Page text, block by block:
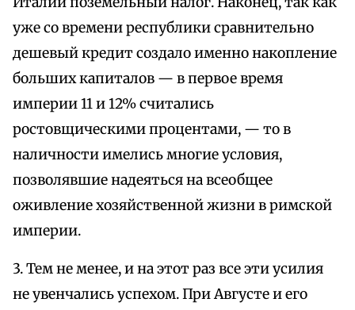
уже со времени республики сравнительно
дешевый кредит создало именно накопление
больших капиталов — в первое время
империи 11 и 12% считались
ростовщическими процентами, — то в
наличности имелись многие условия,
позволявшие надеяться на всеобщее
оживление хозяйственной жизни в римской
империи.
3. Тем не менее, и на этот раз все эти усилия
не увенчались успехом. При Августе и его